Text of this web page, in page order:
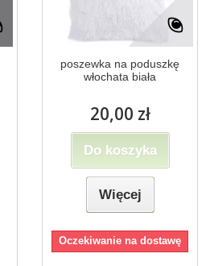
poszewka na poduszkę
włochata biała
20,00 zł
Do koszyka
Więcej
Oczekiwanie na dostawę